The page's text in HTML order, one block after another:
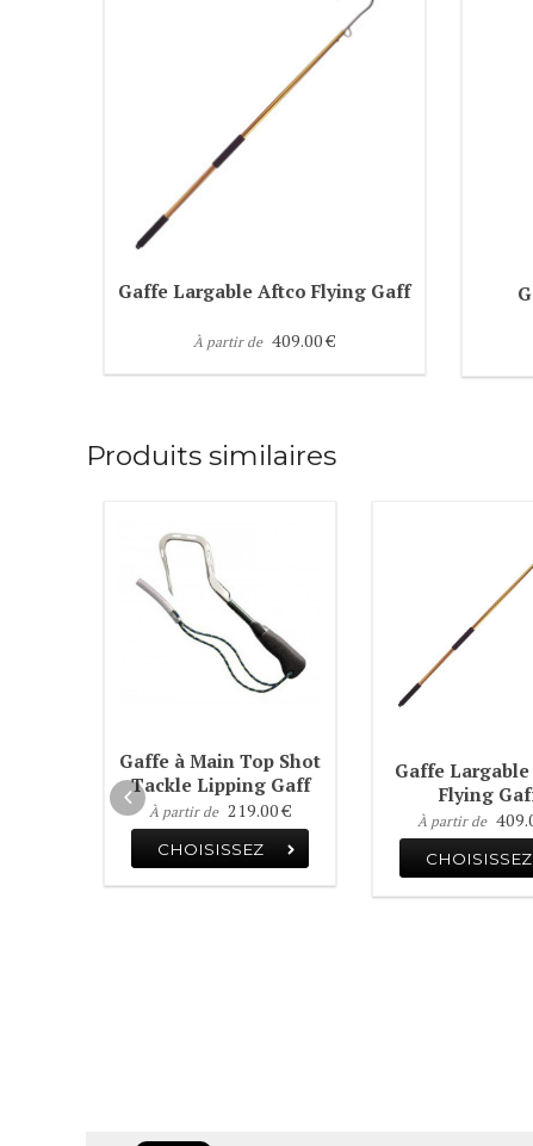
Gaffe Largable Aftco Flying Gaff
À partir de 409.00 €
Produits similaires
Gaffe à Main Top Shot
Tackle Lipping Gaff
À partir de 219.00 €
CHOISISSEZ
Gaffe
Flying
À partir de
CHOISISSEZ